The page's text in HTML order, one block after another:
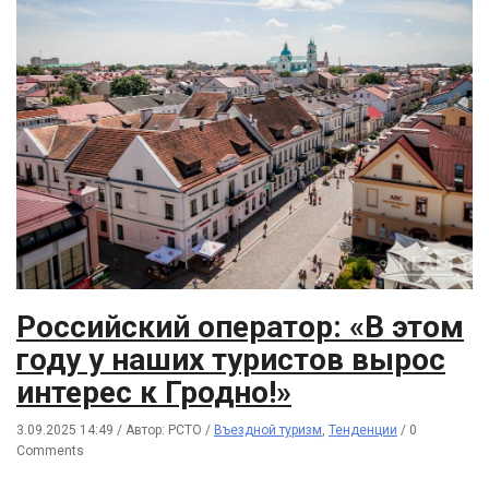
Российский оператор: «В этом
году у наших туристов вырос
интерес к Гродно!»
3.09.2025 14:49 / Автор: РСТО / Въездной туризм, Тенденции / 0
Comments